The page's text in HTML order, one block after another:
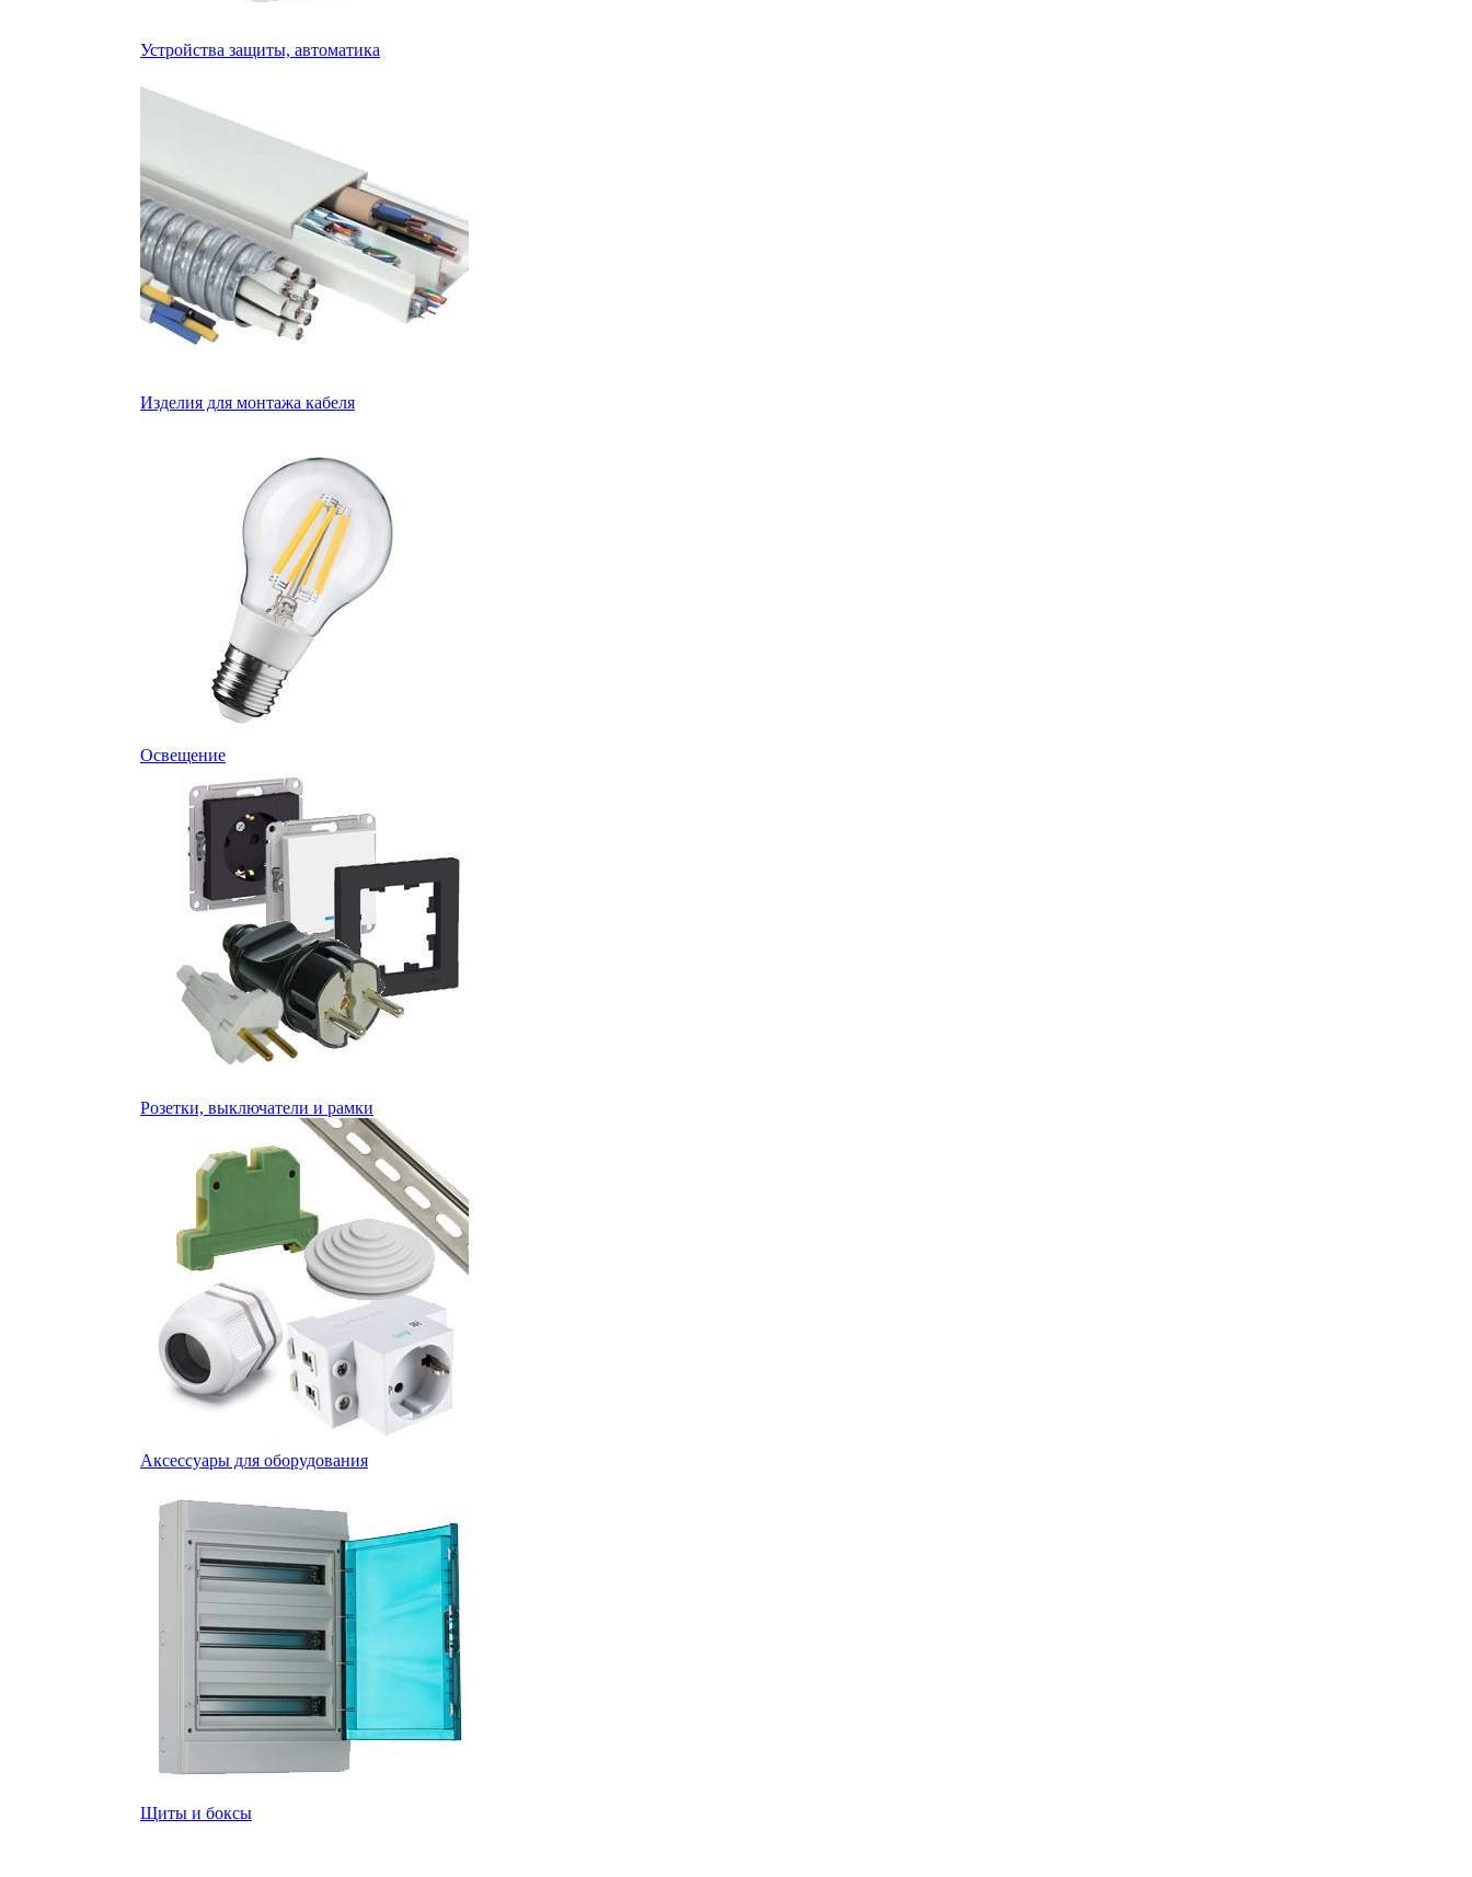
Устройства защиты, автоматика
Изделия для монтажа кабеля
Освещение
Розетки, выключатели и рамки
Аксессуары для оборудования
Щиты и боксы